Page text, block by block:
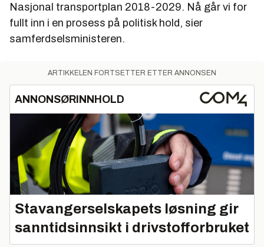
Nasjonal transportplan 2018-2029. Nå går vi for
fullt inn i en prosess på politisk hold, sier
samferdselsministeren.
ARTIKKELEN FORTSETTER ETTER ANNONSEN
ANNONSØRINNHOLD
Stavangerselskapets løsning gir
sanntidsinnsikt i drivstofforbruket